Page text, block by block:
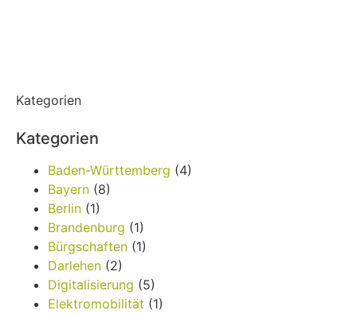
Kategorien
Kategorien
Baden-Württemberg (4)
Bayern (8)
Berlin (1)
Brandenburg (1)
Bürgschaften (1)
Darlehen (2)
Digitalisierung (5)
Elektromobilität (1)